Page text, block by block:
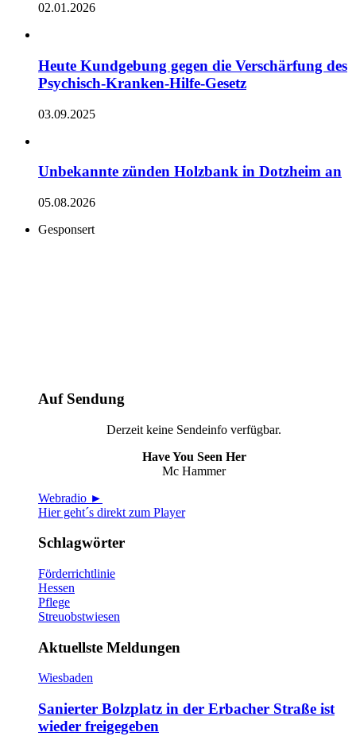
02.01.2026
Heute Kundgebung gegen die Verschärfung des
Psychisch-Kranken-Hilfe-Gesetz
03.09.2025
Unbekannte zünden Holzbank in Dotzheim an
05.08.2026
Gesponsert
Auf Sendung
Derzeit keine Sendeinfo verfügbar.
Have You Seen Her
Mc Hammer
Webradio ►
Hier geht´s direkt zum Player
Schlagwörter
Förderrichtlinie
Hessen
Pflege
Streuobstwiesen
Aktuellste Meldungen
Wiesbaden
Sanierter Bolzplatz in der Erbacher Straße ist
wieder freigegeben